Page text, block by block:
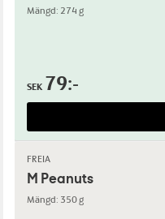
Mängd: 274 g
SEK 79:-
FREIA
M Peanuts
Mängd: 350 g